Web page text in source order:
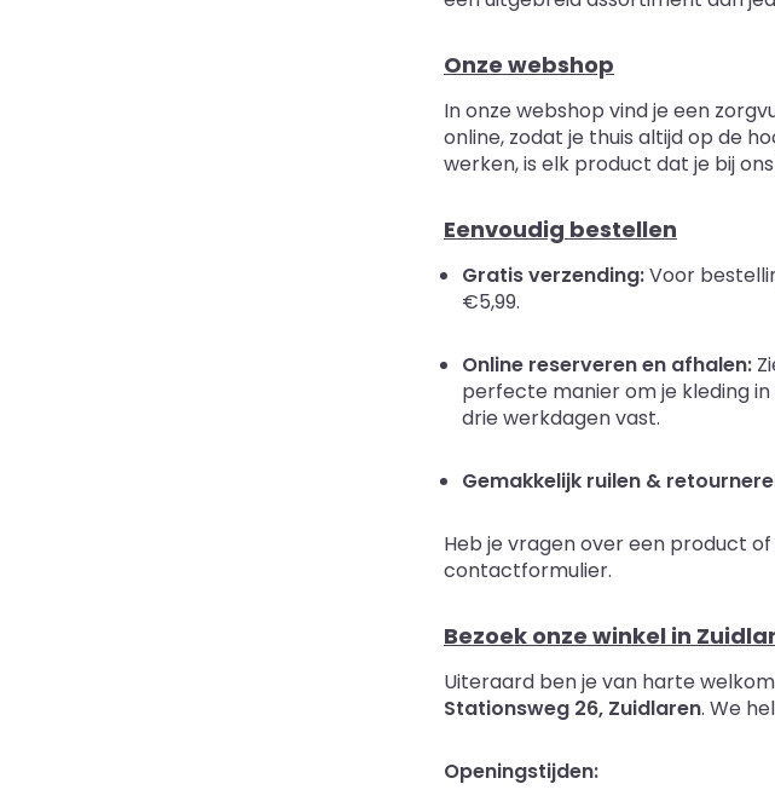
Onze webshop
In onze webshop vind je een
online, zodat je thuis altijd op de
werken, is elk product dat je bij
Eenvoudig bestellen
Gratis verzending:Voor
€5,99.
Online reserveren en afhalen:
perfecte manier om je kleding
drie werkdagen vast.
Gemakkelijk ruilen &
Heb je vragen over een product
contactformulier.
Bezoek onze winkel in
Uiteraard ben je van harte
Stationsweg 26, Zuidlaren. We
Openingstijden: